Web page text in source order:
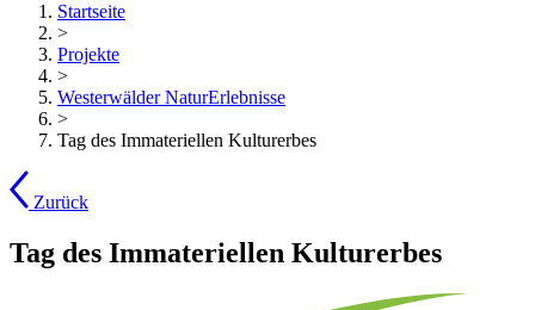
Startseite
>
Projekte
>
Westerwälder NaturErlebnisse
>
Tag des Immateriellen Kulturerbes
Zurück
Tag des Immateriellen Kulturerbes